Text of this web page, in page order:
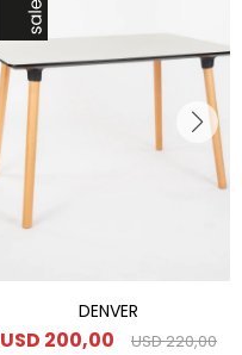
DENVER
USD 200,00 USD220,00